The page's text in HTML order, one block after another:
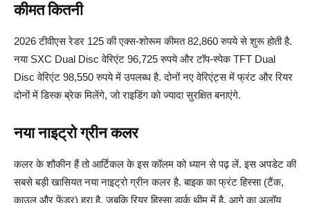
कीमत कितनी
2026 टीवीएस रेडर 125 की एक्स-शोरूम कीमत 82,860 रुपये से शुरू होती है.
नया SXC Dual Disc वेरिएंट 96,725 रुपये और टॉप-स्पेक TFT Dual
Disc वेरिएंट 98,550 रुपये में उपलब्ध है. दोनों नए वेरिएंट्स में फ्रंट और रियर
दोनों में डिस्क ब्रेक मिलेंगे, जो राइडिंग को ज्यादा सुरक्षित बनाएंगे.
नया नाइट्रो ग्रीन कलर
कलर के शौकीन हैं तो आर्टिकल के इस कॉलम को ध्यान से पढ़ लें. इस अपडेट की
सबसे बड़ी खासियत नया नाइट्रो ग्रीन कलर है. बाइक का फ्रंट हिस्सा (टैंक,
काउल और फेंडर) हरा है, जबकि रियर हिस्सा डार्क थीम में है. आगे का अलॉय